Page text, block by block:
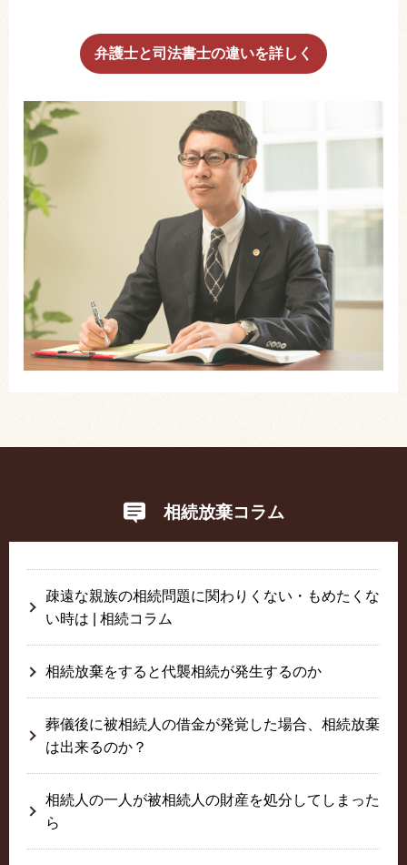
弁護士と司法書士の違いを詳しく
相続放棄コラム
疎遠な親族の相続問題に関わりくない・もめたくな
い時は | 相続コラム
相続放棄をすると代襲相続が発生するのか
葬儀後に被相続人の借金が発覚した場合、相続放棄
は出来るのか？
相続人の一人が被相続人の財産を処分してしまった
ら